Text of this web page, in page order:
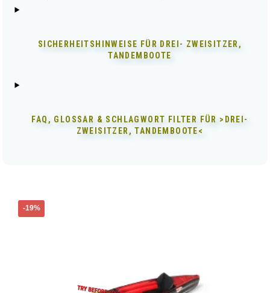
SICHERHEITSHINWEISE FÜR DREI- ZWEISITZER,
TANDEMBOOTE
FAQ, GLOSSAR & SCHLAGWORT FILTER FÜR >DREI-
ZWEISITZER, TANDEMBOOTE<
-19%